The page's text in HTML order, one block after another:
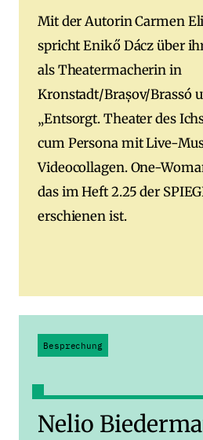
Mit der Autorin Carmen
spricht Enikő Dácz über
als Theatermacherin in
Kronstadt/Brașov/Brassó
„Entsorgt. Theater des
cum Persona mit Live-
Videocollagen. One-
das im Heft 2.25 der
erschienen ist.
Besprechung
Nelio